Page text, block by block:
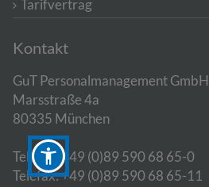
Tarifvertrag
Kontakt
GuT Personalmanagement GmbH
Marsstraße 4a
80335 München
Telefon: +49 (0)89 590 68 65-0
Telefax: +49 (0)89 590 68 65-11